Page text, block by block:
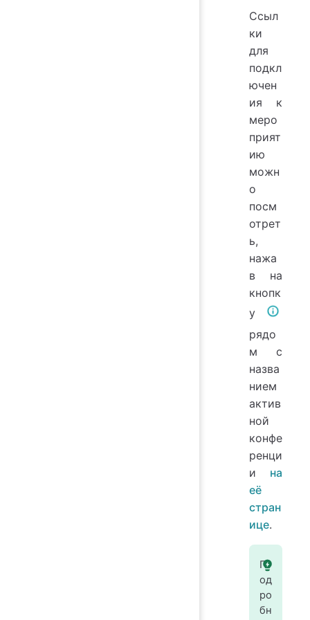
Ссыл
ки
для
подкл
ючен
ия к
меро
прият
ию
можн
о
посм
отрет
ь,
нажа
в на
кнопк
у
рядо
м с
назва
нием
актив
ной
конфе
ренци
и на
её
стран
ице.
П
од
ро
бн